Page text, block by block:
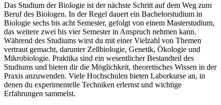
Das Studium der Biologie ist der nächste Schritt auf dem Weg zum
Beruf des Biologen. In der Regel dauert ein Bachelorstudium in
Biologie sechs bis acht Semester, gefolgt von einem Masterstudium,
das weitere zwei bis vier Semester in Anspruch nehmen kann.
Während des Studiums wirst du mit einer Vielzahl von Themen
vertraut gemacht, darunter Zellbiologie, Genetik, Ökologie und
Mikrobiologie. Praktika sind ein wesentlicher Bestandteil des
Studiums und bieten dir die Möglichkeit, theoretisches Wissen in der
Praxis anzuwenden. Viele Hochschulen bieten Laborkurse an, in
denen du experimentelle Techniken erlernst und wichtige
Erfahrungen sammelst.